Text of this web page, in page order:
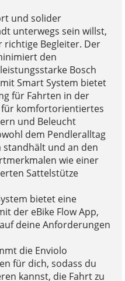
und solider
unterwegs sein willst,
richtige Begleiter. Der
den
Bosch
Smart System bietet
für Fahrten in der
für komfortorientiertes
und Beleucht
dem Pendleralltag
und an den
wie einer
Sattelstütze
bietet eine
der eBike Flow App,
deine Anforderungen
die Enviolo
für dich, sodass du
kannst, die Fahrt zu